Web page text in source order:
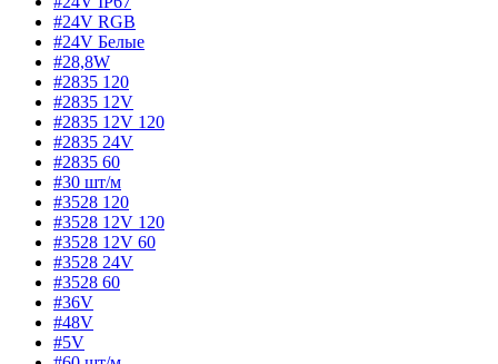
#24V RGB
#24V Белые
#28,8W
#2835 120
#2835 12V
#2835 12V 120
#2835 24V
#2835 60
#30 шт/м
#3528 120
#3528 12V 120
#3528 12V 60
#3528 24V
#3528 60
#36V
#48V
#5V